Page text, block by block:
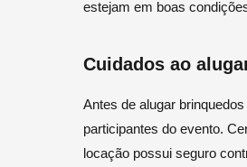
estejam em boas
Cuidados ao
Antes de alugar
participantes do evento.
locação possui seguro